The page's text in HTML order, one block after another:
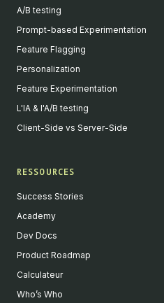
A/B testing
Prompt-based Experimentation
Feature Flagging
Personalization
Feature Experimentation
L'IA & l'A/B testing
Client-Side vs Server-Side
RESSOURCES
Success Stories
Academy
Dev Docs
Product Roadmap
Calculateur
Who’s Who